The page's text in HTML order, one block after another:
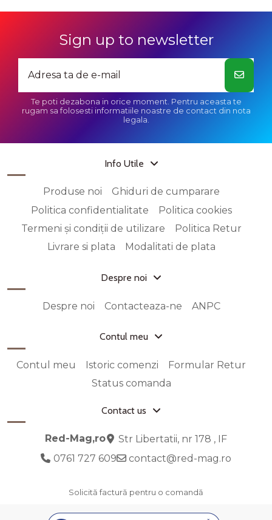
Sign up to newsletter
Te poti dezabona in orice moment. Pentru aceasta te
rugam sa folosesti informatiile noastre de contact din nota
legala.
Info Utile
Produse noi
Ghiduri de cumparare
Politica confidentialitate
Politica cookies
Termeni și condiții de utilizare
Politica Retur
Livrare si plata
Modalitati de plata
Despre noi
Despre noi Contacteaza-ne ANPC
Contul meu
Contul meu Istoric comenzi
Formular Retur
Status comanda
Contact us
Red-Mag,ro
Str Libertatii, nr 178 , IF
0761 727 609
contact@red-mag.ro
Solicită factură pentru o comandă